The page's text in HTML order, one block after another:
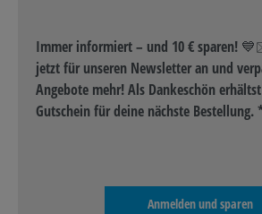
Immer informiert – und 10 € sparen!
jetzt für unseren Newsletter an und
Angebote mehr! Als Dankeschön
Gutschein für deine nächste Bestellung.
Anmelden und sparen